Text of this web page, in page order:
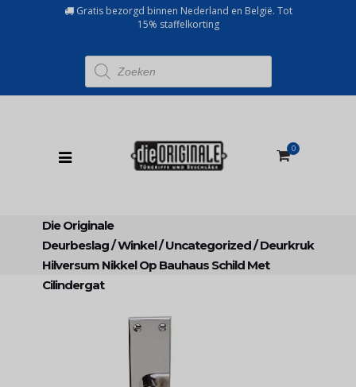
Gratis bezorgd binnen Nederland en België. Tot
15% staffelkorting
Producten
zoeken
0
Die Originale
Deurbeslag/Winkel/Uncategorized/Deurkruk
Hilversum Nikkel Op Bauhaus Schild Met
Cilindergat